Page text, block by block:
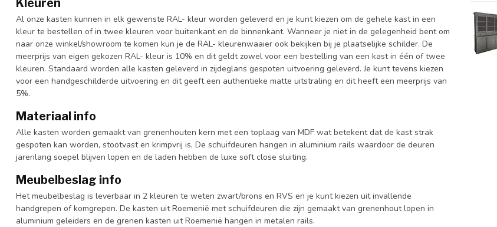
Kleuren
Al onze kasten kunnen in elk gewenste RAL- kleur worden geleverd en je kunt kiezen om de gehele kast in een
kleur te bestellen of in twee kleuren voor buitenkant en de binnenkant. Wanneer je niet in de gelegenheid bent om
naar onze winkel/showroom te komen kun je de RAL- kleurenwaaier ook bekijken bij je plaatselijke schilder. De
meerprijs van eigen gekozen RAL- kleur is 10% en dit geldt zowel voor een bestelling van een kast in één of twee
kleuren. Standaard worden alle kasten geleverd in zijdeglans gespoten uitvoering geleverd. Je kunt tevens kiezen
voor een handgeschilderde uitvoering en dit geeft een authentieke matte uitstraling en dit heeft een meerprijs van
5%.
Materiaal info
Alle kasten worden gemaakt van grenenhouten kern met een toplaag van MDF wat betekent dat de kast strak
gespoten kan worden, stootvast en krimpvrij is, De schuifdeuren hangen in aluminium rails waardoor de deuren
jarenlang soepel blijven lopen en de laden hebben de luxe soft close sluiting.
Meubelbeslag info
Het meubelbeslag is leverbaar in 2 kleuren te weten zwart/brons en RVS en je kunt kiezen uit invallende
handgrepen of komgrepen. De kasten uit Roemenië met schuifdeuren die zijn gemaakt van grenenhout lopen in
aluminium geleiders en de grenen kasten uit Roemenië hangen in metalen rails.